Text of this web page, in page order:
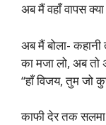
अब मैं वहाँ वापस
अब मैं बोला- कहानी
का मजा लो, अब तो
“हाँ विजय, तुम जो
काफी देर तक